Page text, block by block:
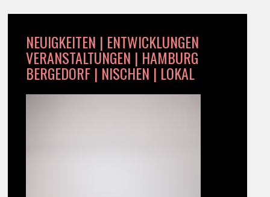
NEUIGKEITEN | ENTWICKLUNGEN
VERANSTALTUNGEN | HAMBURG
BERGEDORF | NISCHEN | LOKAL